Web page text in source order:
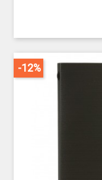
-12%